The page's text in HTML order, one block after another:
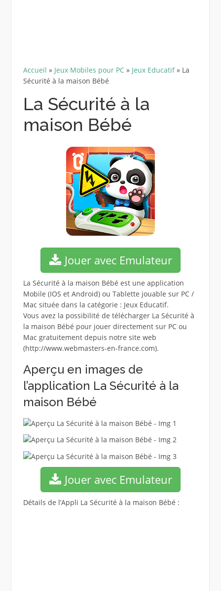
Accueil » Jeux Mobiles pour PC» Jeux Educatif» La
Sécurité à la maison Bébé
La Sécurité à la
maison Bébé
Jouer avec Emulateur
La Sécurité à la maison Bébé est une application
Mobile (IOS et Android) ou Tablette jouable sur PC /
Mac située dans la catégorie : Jeux Educatif.
Vous avez la possibilité de télécharger La Sécurité à
la maison Bébé pour jouer directement sur PC ou
Mac gratuitement depuis notre site web
(http://www.webmasters-en-france.com).
Aperçu en images de
l’application La Sécurité à la
maison Bébé
Jouer avec Emulateur
Détails de l’Appli La Sécurité à la maison Bébé :